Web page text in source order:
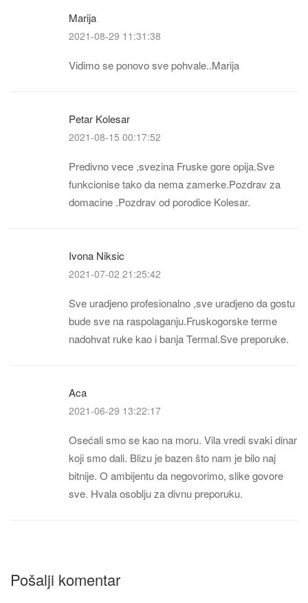
Marija
2021-08-29 11:31:38
Vidimo se ponovo sve pohvale..Marija
Petar Kolesar
2021-08-15 00:17:52
Predivno vece ,svezina Fruske gore opija.Sve
funkcionise tako da nema zamerke.Pozdrav za
domacine .Pozdrav od porodice Kolesar.
Ivona Niksic
2021-07-02 21:25:42
Sve uradjeno profesionalno ,sve uradjeno da gostu
bude sve na raspolaganju.Fruskogorske terme
nadohvat ruke kao i banja Termal.Sve preporuke.
Aca
2021-06-29 13:22:17
Osećali smo se kao na moru. Vila vredi svaki dinar
koji smo dali. Blizu je bazen što nam je bilo naj
bitnije. O ambijentu da negovorimo, slike govore
sve. Hvala osoblju za divnu preporuku.
Pošalji komentar